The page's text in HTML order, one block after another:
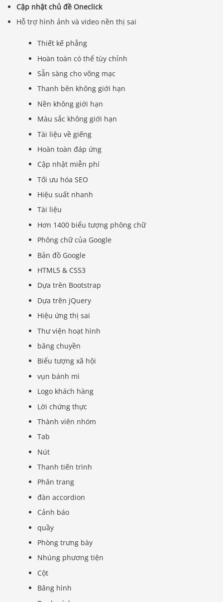
Cập nhật chủ đề Oneclick
Hỗ trợ hình ảnh và video nền thị sai
Thiết kế phẳng
Hoàn toàn có thể tùy chỉnh
Sẵn sàng cho võng mạc
Thanh bên không giới hạn
Nền không giới hạn
Màu sắc không giới hạn
Tài liệu về giếng
Hoàn toàn đáp ứng
Cập nhật miễn phí
Tối ưu hóa SEO
Hiệu suất nhanh
Tài liệu
Hơn 1400 biểu tượng phông chữ
Phông chữ của Google
Bản đồ Google
HTML5 & CSS3
Dựa trên Bootstrap
Dựa trên jQuery
Hiệu ứng thị sai
Thư viện hoạt hình
băng chuyền
Biểu tượng xã hội
vụn bánh mì
Logo khách hàng
Lời chứng thực
Thành viên nhóm
Tab
Nút
Thanh tiến trình
Phân trang
đàn accordion
Cảnh báo
quầy
Phòng trưng bày
Nhúng phương tiện
Cột
Băng hình